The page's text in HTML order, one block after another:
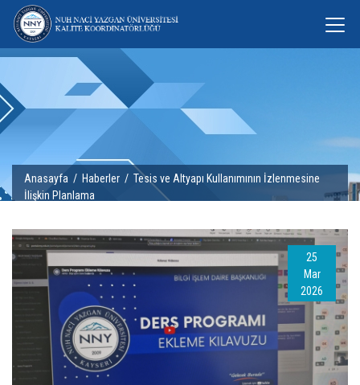
Anasayfa / Haberler / Tesis ve Altyapı Kullanımının İzlenmesine
İlişkin Planlama
25
Mar
2026